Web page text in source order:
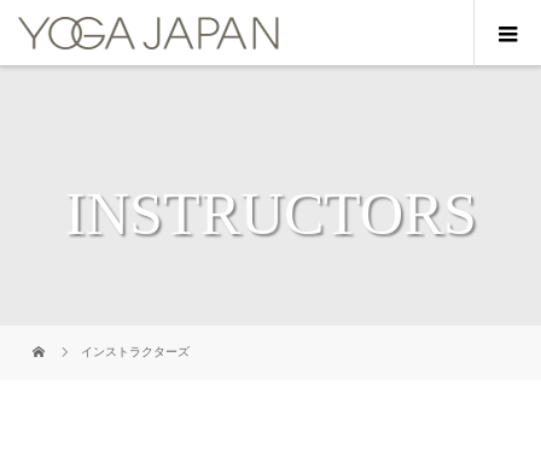
INSTRUCTORS
インストラクターズ